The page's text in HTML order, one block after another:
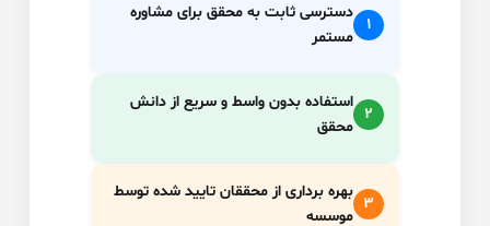
1
دسترسی ثابت به محقق برای مشاوره
مستمر
2
استفاده بدون واسط و سریع از دانش
محقق
3
بهره برداری از محققان تایید شده توسط
موسسه